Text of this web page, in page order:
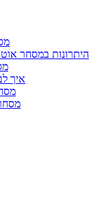
היתרונות במסחר
איך